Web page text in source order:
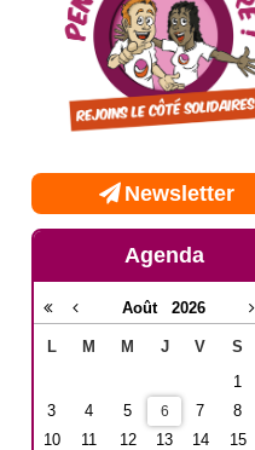
Newsletter
Agenda
Août 2026
L M M J V S
1
3
4 5 6 7 8
10
11 12 13 14 15